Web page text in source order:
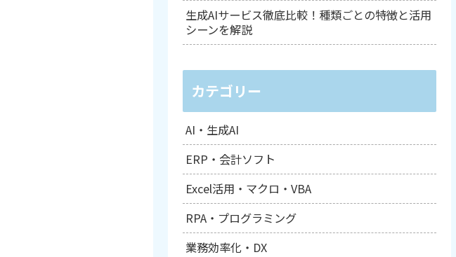
生成AIサービス徹底比較！種類ごとの特徴と活用
シーンを解説
カテゴリー
AI・生成AI
ERP・会計ソフト
Excel活用・マクロ・VBA
RPA・プログラミング
業務効率化・DX